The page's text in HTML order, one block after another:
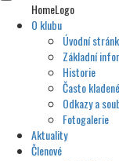
HomeLogo
O klubu
Úvodní
Základní
Historie
Často
Odkazy a
Fotogalerie
Aktuality
Členové